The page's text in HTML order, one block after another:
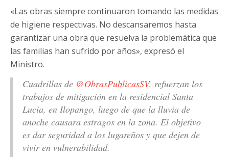
«Las obras siempre continuaron tomando las medidas
de higiene respectivas. No descansaremos hasta
garantizar una obra que resuelva la problemática que
las familias han sufrido por años», expresó el
Ministro.
Cuadrillas de @ObrasPublicasSV, refuerzan los
trabajos de mitigación en la residencial Santa
Lucia, en Ilopango, luego de que la lluvia de
anoche causara estragos en la zona. El objetivo
es dar seguridad a los lugareños y que dejen de
vivir en vulnerabilidad.